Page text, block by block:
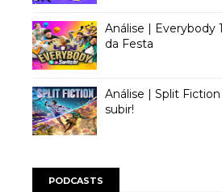
Análise | Everybody
da Festa
Análise | Split
subir!
PODCASTS